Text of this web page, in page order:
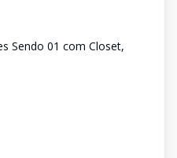
Sendo 01 com Closet,